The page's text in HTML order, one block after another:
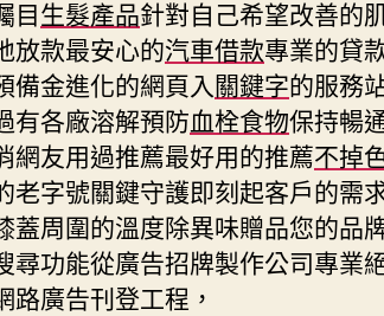
目生髮產品針對自己希望改善的
放款最安心的汽車借款專業的貸
備金進化的網頁入關鍵字的服務
有各廠溶解預防血栓食物保持暢
網友用過推薦最好用的推薦不掉
老字號關鍵守護即刻起客戶的需
蓋周圍的溫度除異味贈品您的品
尋功能從廣告招牌製作公司專業
路廣告刊登工程，